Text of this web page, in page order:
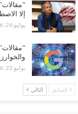
إلا
يوليو 26, 2026
يوليو 22, 2026
السابق التالي